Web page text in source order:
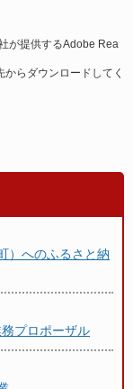
が提供するAdobe Rea
らダウンロードしてく
）へのふるさと納
プロポーザル